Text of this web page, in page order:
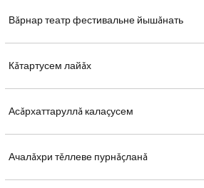
Вăрнар театр фестивальне йышăнать
Кăтартусем лайăх
Асăрхаттаруллă калаçусем
Ачалăхри тĕллеве пурнăçланă